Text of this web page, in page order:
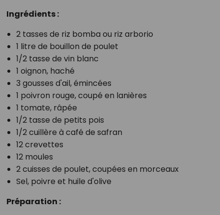
Ingrédients :
2 tasses de riz bomba ou riz arborio
1 litre de bouillon de poulet
1/2 tasse de vin blanc
1 oignon, haché
3 gousses d'ail, émincées
1 poivron rouge, coupé en lanières
1 tomate, râpée
1/2 tasse de petits pois
1/2 cuillère à café de safran
12 crevettes
12 moules
2 cuisses de poulet, coupées en morceaux
Sel, poivre et huile d'olive
Préparation :